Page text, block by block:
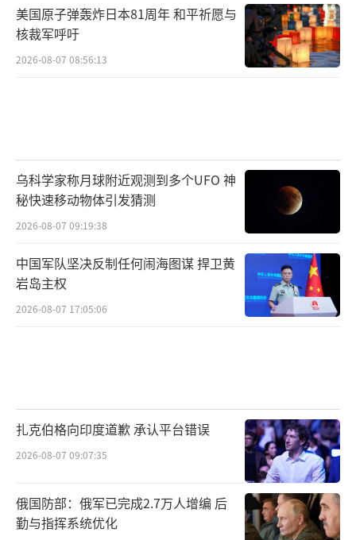
美国原子弹轰炸日本81周年 和平祈愿与
核裁军呼吁
2026-08-07 08:56:13
乌科学家称月球附近观测到多个UFO 神
秘快速移动物体引发猜测
2026-08-07 09:19:38
中国军队坚决反制任何闹海图谋 捍卫黄
岩岛主权
2026-08-07 17:05:06
扎克伯格向印度道歉 承认平台错误
2026-08-07 09:07:35
俄国防部：俄军已完成2.7万人增编 后
勤与指挥系统优化